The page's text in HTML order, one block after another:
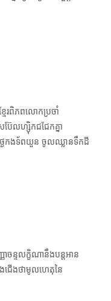
ែរពិភពលោកប្រចាំ
ែលហ្ស៊ិកជជែកគ្នា
ថ្ងៃកងទ័ពយួន ចូលឈ្លានទឹកដី
ាចន្ទលក្ខិណានឹងបន្តអាន
ើងថាមូលហេតុនៃ